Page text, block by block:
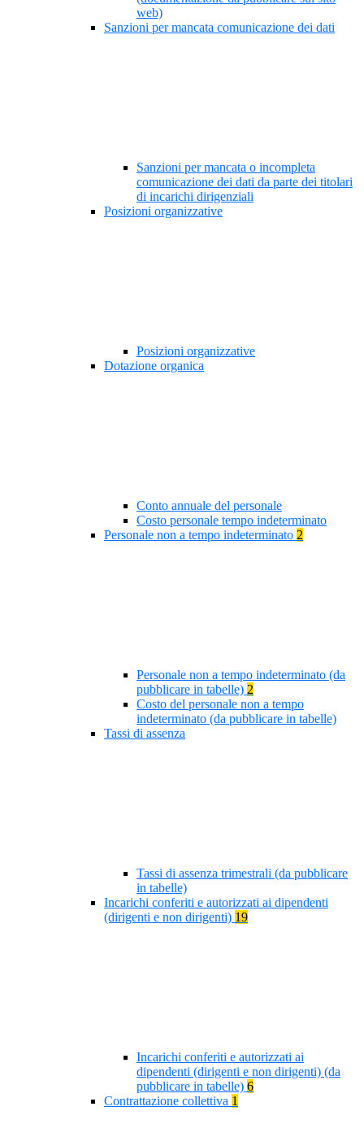
web)
Sanzioni per mancata comunicazione dei dati
Sanzioni per mancata o incompleta
comunicazione dei dati da parte dei titolari
di incarichi dirigenziali
Posizioni organizzative
Posizioni organizzative
Dotazione organica
Conto annuale del personale
Costo personale tempo indeterminato
Personale non a tempo indeterminato 2
Personale non a tempo indeterminato (da
pubblicare in tabelle) 2
Costo del personale non a tempo
indeterminato (da pubblicare in tabelle)
Tassi di assenza
Tassi di assenza trimestrali (da pubblicare
in tabelle)
Incarichi conferiti e autorizzati ai dipendenti
(dirigenti e non dirigenti) 19
Incarichi conferiti e autorizzati ai
dipendenti (dirigenti e non dirigenti) (da
pubblicare in tabelle) 6
Contrattazione collettiva 1